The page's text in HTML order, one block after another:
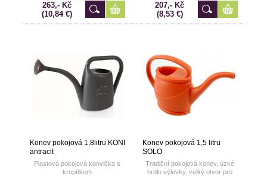
263,- Kč
(10,84 €)
207,- Kč
(8,53 €)
Konev pokojová 1,8litru KONI
antracit
Plastová pokojová konvička s
kropítkem
Konev pokojová 1,5 litru
SOLO
Tradiční pokojová konev, úzké
hrdlo výlevky, velký otvor pro